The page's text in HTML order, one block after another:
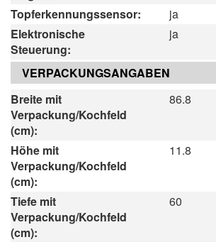
Topferkennungssensor:
ja
Elektronische
Steuerung:
ja
VERPACKUNGSANGABEN
Breite mit
Verpackung/Kochfeld
(cm):
86.8
Höhe mit
Verpackung/Kochfeld
(cm):
11.8
Tiefe mit
Verpackung/Kochfeld
(cm):
60